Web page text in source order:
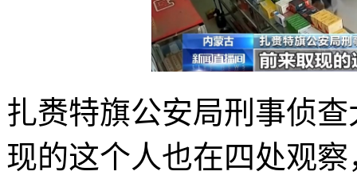
扎赉特旗公安局刑事侦
现的这个人也在四处观